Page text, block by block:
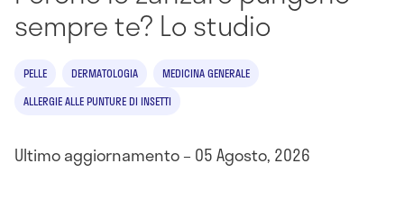
sempre te? Lo studio
PELLE DERMATOLOGIA
MEDICINA GENERALE
ALLERGIE ALLE PUNTURE DI INSETTI
Ultimo aggiornamento – 05 Agosto, 2026